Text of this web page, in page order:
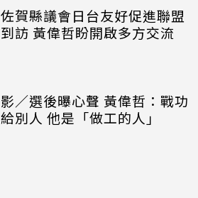
佐賀縣議會日台友好促進聯盟
到訪 黃偉哲盼開啟多方交流
影／選後曝心聲 黃偉哲：戰功
給別人 他是「做工的人」